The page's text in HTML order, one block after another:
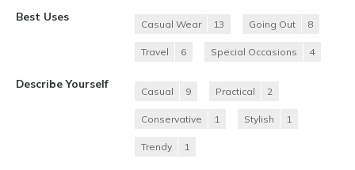
Best Uses
Casual Wear 13 Going Out 8
Travel 6 Special Occasions 4
Describe Yourself
Casual 9 Practical 2
Conservative 1 Stylish 1
Trendy 1